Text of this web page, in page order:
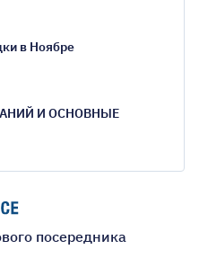
в Ноябре
И ОСНОВНЫЕ
посередника